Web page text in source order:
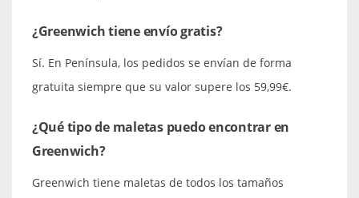
¿Greenwich tiene envío gratis?
Sí. En Península, los pedidos se envían de forma
gratuita siempre que su valor supere los 59,99€.
¿Qué tipo de maletas puedo encontrar en
Greenwich?
Greenwich tiene maletas de todos los tamaños